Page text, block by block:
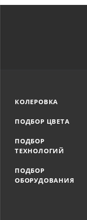
КОЛЕРОВКА
ПОДБОР ЦВЕТА
ПОДБОР
ТЕХНОЛОГИЙ
ПОДБОР
ОБОРУДОВАНИЯ